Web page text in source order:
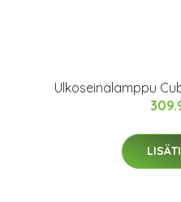
Ulkoseinälamppu